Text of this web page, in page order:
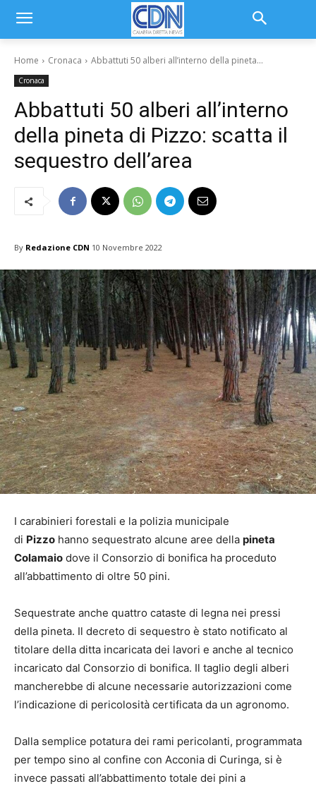
Home Cronaca Abbattuti 50 alberi all’interno della pineta...
Cronaca
Abbattuti 50 alberi all’interno
della pineta di Pizzo: scatta il
sequestro dell’area
By Redazione CDN 10 Novembre 2022
I carabinieri forestali e la polizia municipale
di Pizzo hanno sequestrato alcune aree della pineta
Colamaio dove il Consorzio di bonifica ha proceduto
all’abbattimento di oltre 50 pini.
Sequestrate anche quattro cataste di legna nei pressi
della pineta. Il decreto di sequestro è stato notificato al
titolare della ditta incaricata dei lavori e anche al tecnico
incaricato dal Consorzio di bonifica. Il taglio degli alberi
mancherebbe di alcune necessarie autorizzazioni come
l’indicazione di pericolosità certificata da un agronomo.
Dalla semplice potatura dei rami pericolanti, programmata
per tempo sino al confine con Acconia di Curinga, si è
invece passati all’abbattimento totale dei pini a